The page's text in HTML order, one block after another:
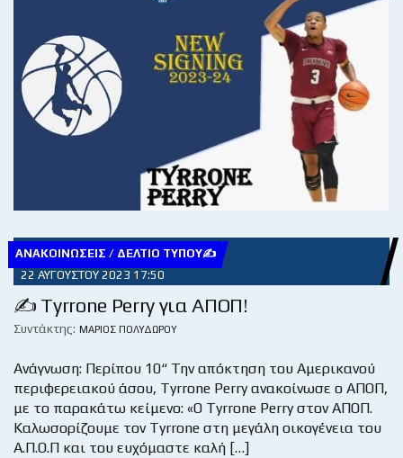
ΑΝΑΚΟΙΝΏΣΕΙΣ / ΔΕΛΤΊΟ ΤΎΠΟΥ✍
22 ΑΥΓΟΎΣΤΟΥ 2023 17:50
✍ Tyrrone Perry για ΑΠΟΠ!
Συντάκτης: ΜΆΡΙΟΣ ΠΟΛΥΔΏΡΟΥ
Ανάγνωση: Περίπου 10“ Την απόκτηση του Αμερικανού
περιφερειακού άσου, Tyrrone Perry ανακοίνωσε ο ΑΠΟΠ,
με το παρακάτω κείμενο: «Ο Tyrrone Perry στον ΑΠΟΠ.
Καλωσορίζουμε τον Tyrrone στη μεγάλη οικογένεια του
Α.Π.Ο.Π και του ευχόμαστε καλή […]